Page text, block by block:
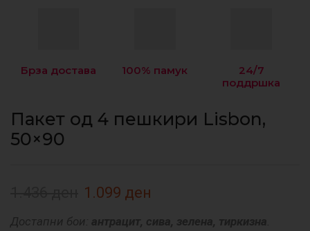
Брза достава 100% памук
24/7
поддршка
Пакет од 4 пешкири Lisbon,
50×90
1.099 ден
Достапни бои: антрацит, сива, зелена, тиркизна